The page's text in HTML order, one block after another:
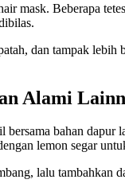
mask. Beberapa
dan tampak
Alami
bersama bahan
lemon segar
lalu tambahkan